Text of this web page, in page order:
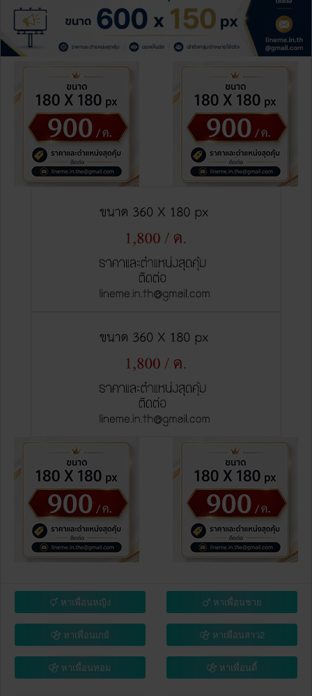
หาเพื่อนหญิง หาเพื่อนชาย
หาเพื่อนเกย์ หาเพื่อนสาว2
หาเพื่อนทอม หาเพื่อนดี้